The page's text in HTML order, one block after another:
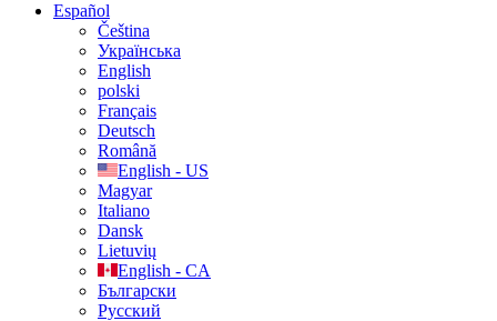
Español
Čeština
Українська
English
polski
Français
Deutsch
Română
English - US
Magyar
Italiano
Dansk
Lietuvių
English - CA
Български
Русский